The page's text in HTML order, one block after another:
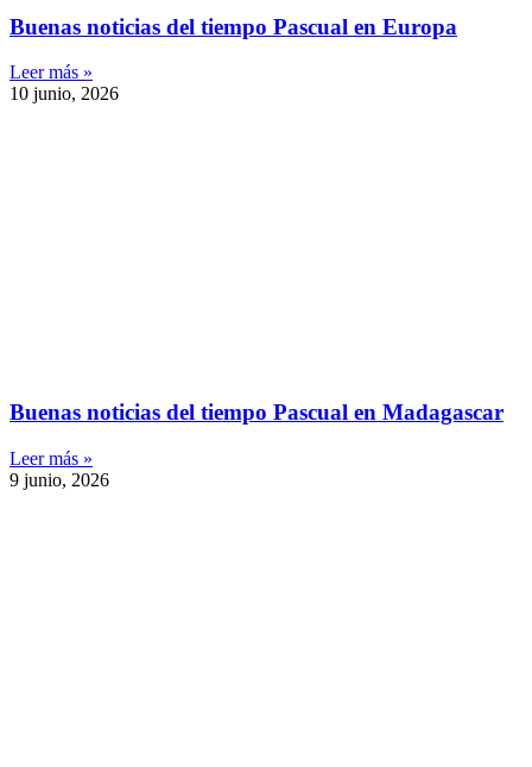
Buenas noticias del tiempo Pascual en Europa
Leer más »
10 junio, 2026
Buenas noticias del tiempo Pascual en Madagascar
Leer más »
9 junio, 2026